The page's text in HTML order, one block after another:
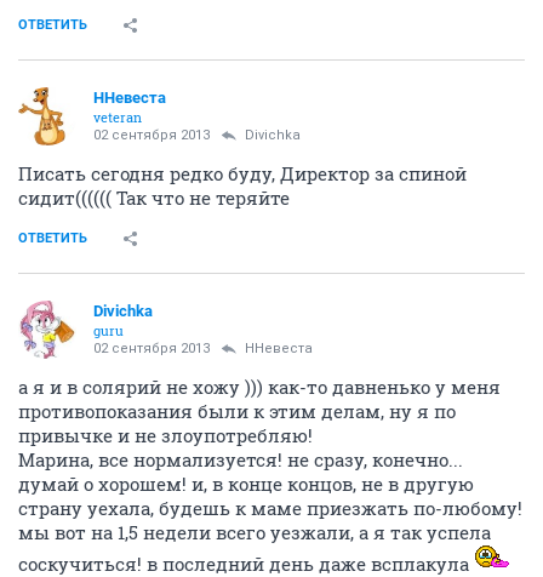
ОТВЕТИТЬ
ННевеста
veteran
02 сентября 2013 Divichka
Писать сегодня редко буду, Директор за спиной
сидит(((((( Так что не теряйте
ОТВЕТИТЬ
Divichka
guru
02 сентября 2013 ННевеста
а я и в солярий не хожу ))) как-то давненько у меня
противопоказания были к этим делам, ну я по
привычке и не злоупотребляю!
Марина, все нормализуется! не сразу, конечно...
думай о хорошем! и, в конце концов, не в другую
страну уехала, будешь к маме приезжать по-любому!
мы вот на 1,5 недели всего уезжали, а я так успела
соскучиться! в последний день даже всплакула